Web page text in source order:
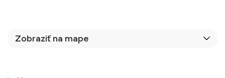
Zobraziť na mape